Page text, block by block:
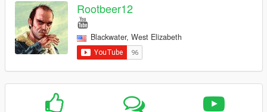
Rootbeer12
Blackwater, West Elizabeth